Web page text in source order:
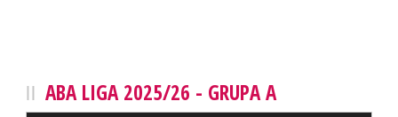
ABA LIGA 2025/26 - GRUPA A